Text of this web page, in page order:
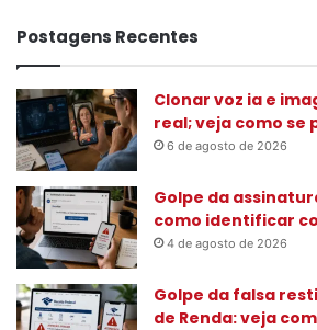
Postagens Recentes
Clonar voz ia e
real; veja como se
6 de agosto de 2026
Golpe da
como identificar
4 de agosto de 2026
Golpe da falsa
de Renda: veja